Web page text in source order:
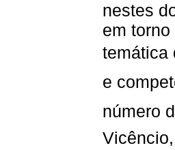
nestes
em
temática
e
número